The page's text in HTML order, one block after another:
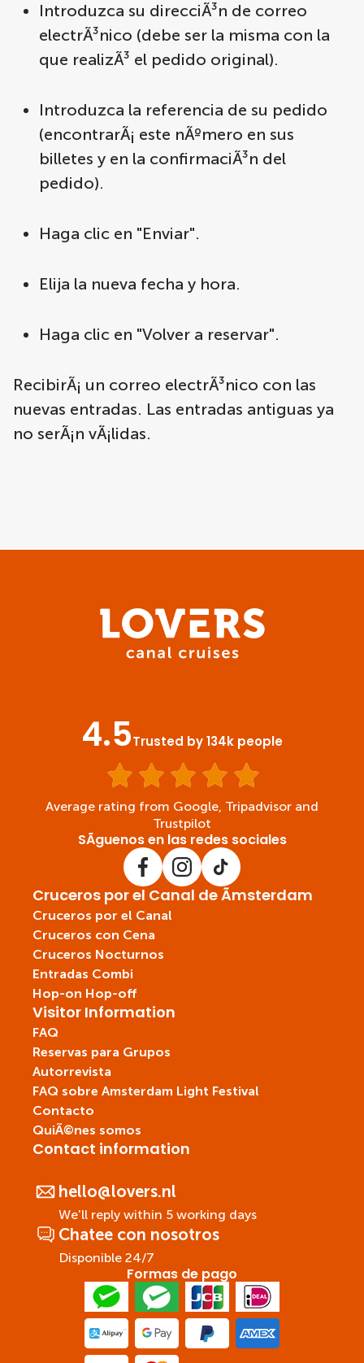
Introduzca su direcciÃ³n de correo
electrÃ³nico (debe ser la misma con la
que realizÃ³ el pedido original).
Introduzca la referencia de su pedido
(encontrarÃ¡ este nÃºmero en sus
billetes y en la confirmaciÃ³n del
pedido).
Haga clic en "Enviar".
Elija la nueva fecha y hora.
Haga clic en "Volver a reservar".
RecibirÃ¡ un correo electrÃ³nico con las
nuevas entradas. Las entradas antiguas ya
no serÃ¡n vÃ¡lidas.
4.5Trusted by 134k people
Average rating from Google, Tripadvisor and
Trustpilot
Contact information
hello@lovers.nl
We'll reply within 5 working days
Chatee con nosotros
Disponible 24/7
Cruceros por el Canal de Ãmsterdam
Cruceros por el Canal
Cruceros con Cena
Cruceros Nocturnos
Entradas Combi
Hop-on Hop-off
Visitor Information
FAQ
Reservas para Grupos
Autorrevista
FAQ sobre Amsterdam Light Festival
Contacto
QuiÃ©nes somos
SÃ­guenos en las redes sociales
Formas de pago